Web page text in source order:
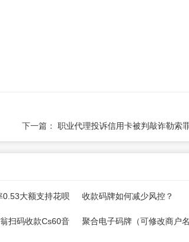
下一篇： 职业代理投诉信用卡被判敲诈勒索
0.53大额支持花呗
通教程
收款码牌如何减少风控？
扫码收款Cs60音
聚合电子码牌（可修改商户名